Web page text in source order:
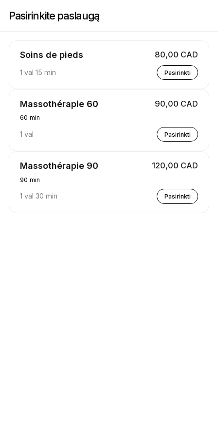
Pasirinkite paslaugą
Soins de pieds 80,00 CAD
1 val 15 min Pasirinkti
Massothérapie 60 90,00 CAD
60 min
1 val Pasirinkti
Massothérapie 90 120,00 CAD
90 min
1 val 30 min Pasirinkti